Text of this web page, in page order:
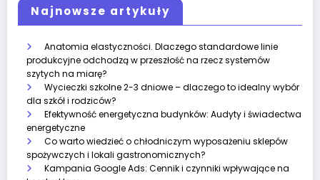
Najnowsze artykuły
Anatomia elastyczności. Dlaczego standardowe linie
produkcyjne odchodzą w przeszłość na rzecz systemów
szytych na miarę?
Wycieczki szkolne 2-3 dniowe – dlaczego to idealny wybór
dla szkół i rodziców?
Efektywność energetyczna budynków: Audyty i świadectwa
energetyczne
Co warto wiedzieć o chłodniczym wyposażeniu sklepów
spożywczych i lokali gastronomicznych?
Kampania Google Ads: Cennik i czynniki wpływające na